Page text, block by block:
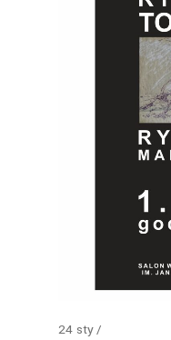
24 sty